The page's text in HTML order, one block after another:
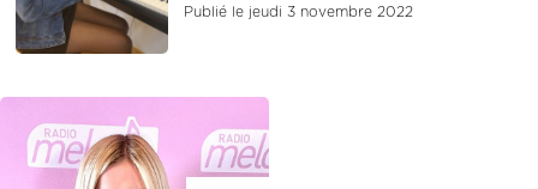
Publié le jeudi 3 novembre 2022